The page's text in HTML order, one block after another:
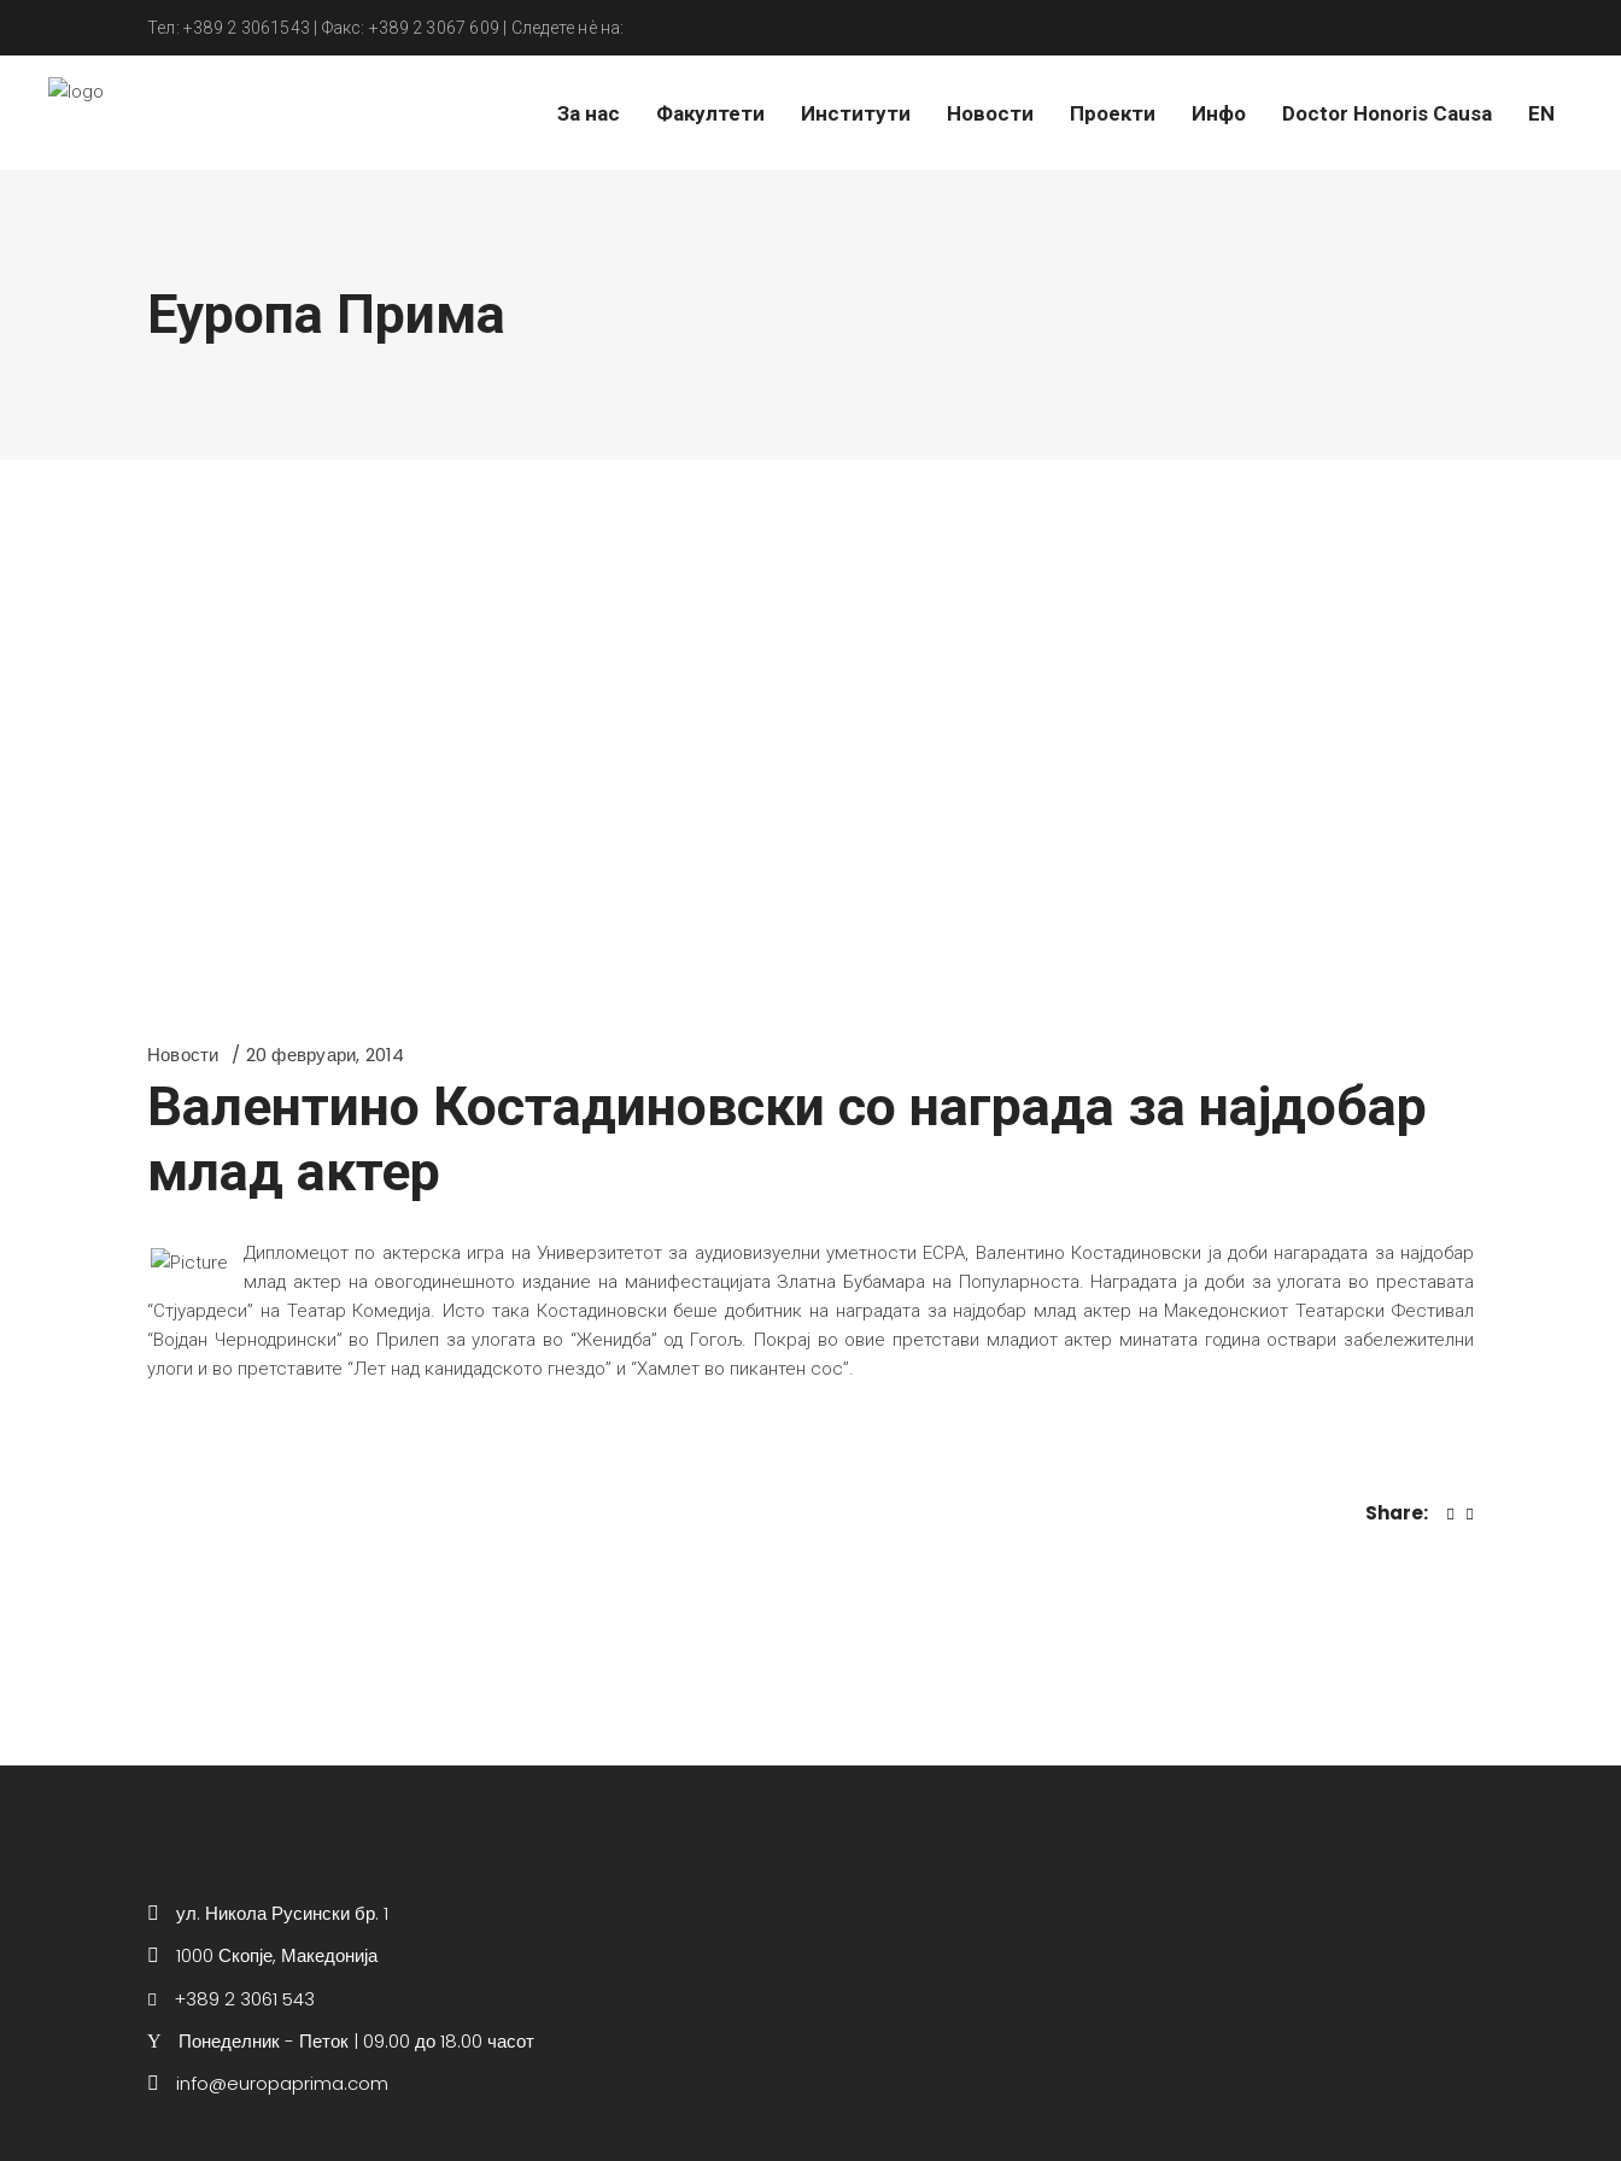
Тел: +389 2 3061543 | Факс: +389 2 3067 609 | Следете нѐ на:
За нас Факултети Институти Новости Проекти Инфо Doctor Honoris Causa EN
Еуропа Прима
Новости 20 февруари, 2014
Валентино Костадиновски со награда за најдобар
млад актер
Дипломецот по актерска игра на Универзитетот за аудиовизуелни уметности ЕСРА, Валентино Костадиновски ја доби нагарадата за најдобар
млад актер на овогодинешното издание на манифестацијата Златна Бубамара на Популарноста. Наградата ја доби за улогата во преставата
“Стјуардеси” на Театар Комедија. Исто така Костадиновски беше добитник на наградата за најдобар млад актер на Македонскиот Театарски Фестивал
“Војдан Чернодрински” во Прилеп за улогата во “Женидба” од Гогољ. Покрај во овие претстави младиот актер минатата година оствари забележителни
улоги и во претставите “Лет над канидадското гнездо” и “Хамлет во пикантен сос”.
Share:
ул. Никола Русински бр. 1
1000 Скопје, Македонија
+389 2 3061 543
Понеделник - Петок | 09.00 до 18.00 часот
info@europaprima.com